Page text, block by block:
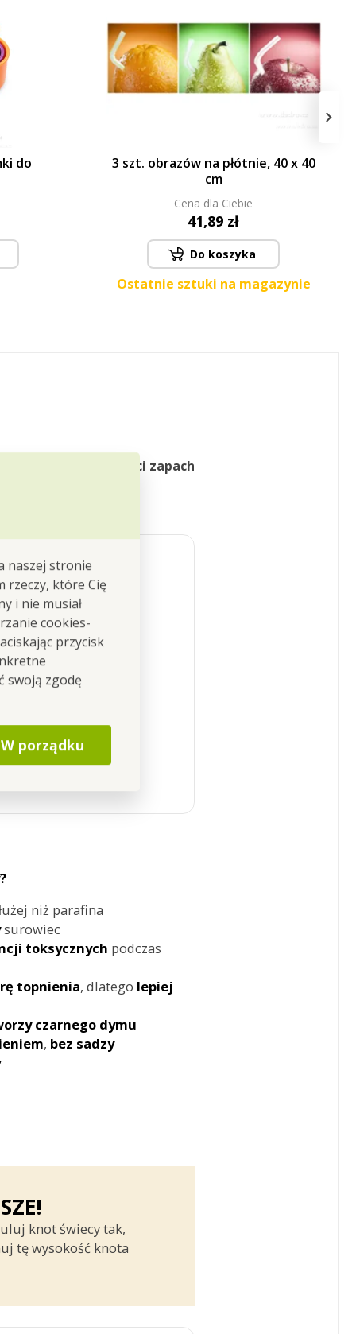
naszej stronie
rzeczy, które Cię
i nie musiał
cookies-
przycisk
swoją zgodę
W porządku
do
3 szt. obrazów na płótnie, 40 x 40
cm
Cena dla Ciebie
41,89 zł
Do koszyka
Ostatnie sztuki na magazynie
›
wysokiej jakości zapach
& SALTED
migdały
niż parafina
surowiec
toksycznych podczas
topnienia, dlatego lepiej
czarnego dymu
, bez sadzy
knot świecy tak,
tę wysokość knota